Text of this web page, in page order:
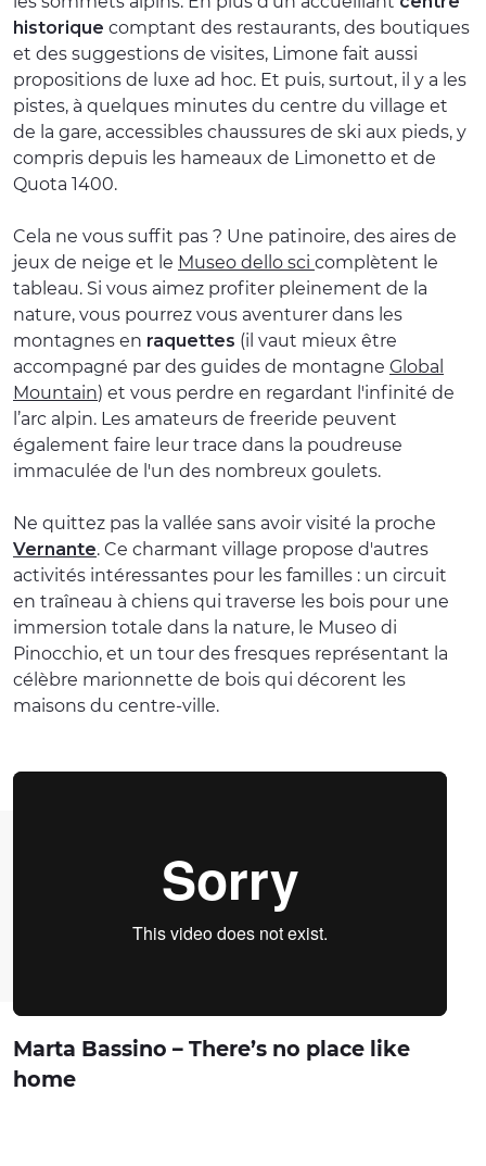
historique comptant des restaurants, des boutiques
et des suggestions de visites, Limone fait aussi
propositions de luxe ad hoc. Et puis, surtout, il y a les
pistes, à quelques minutes du centre du village et
de la gare, accessibles chaussures de ski aux pieds, y
compris depuis les hameaux de Limonetto et de
Quota 1400.
Cela ne vous suffit pas ? Une patinoire, des aires de
jeux de neige et le Museo dello sci complètent le
tableau. Si vous aimez profiter pleinement de la
nature, vous pourrez vous aventurer dans les
montagnes en raquettes (il vaut mieux être
accompagné par des guides de montagne Global
Mountain) et vous perdre en regardant l'infinité de
l’arc alpin. Les amateurs de freeride peuvent
également faire leur trace dans la poudreuse
immaculée de l'un des nombreux goulets.
Ne quittez pas la vallée sans avoir visité la proche
Vernante. Ce charmant village propose d'autres
activités intéressantes pour les familles : un circuit
en traîneau à chiens qui traverse les bois pour une
immersion totale dans la nature, le Museo di
Pinocchio, et un tour des fresques représentant la
célèbre marionnette de bois qui décorent les
maisons du centre-ville.
Marta Bassino – There’s no place like
home